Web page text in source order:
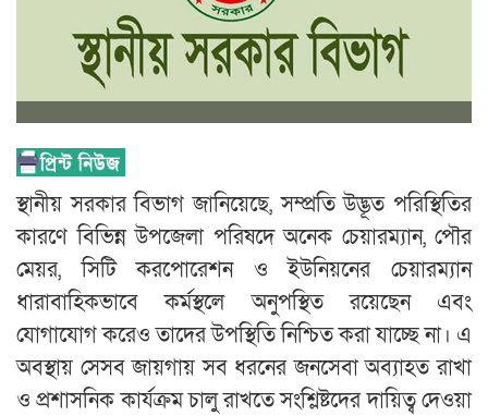
স্থানীয় সরকার বিভাগ জানিয়েছে, সম্প্রতি উদ্ভূত পরিস্থিতির
কারণে বিভিন্ন উপজেলা পরিষদে অনেক চেয়ারম্যান, পৌর
মেয়র, সিটি করপোরেশন ও ইউনিয়নের চেয়ারম্যান
ধারাবাহিকভাবে কর্মস্থলে অনুপস্থিত রয়েছেন এবং
যোগাযোগ করেও তাদের উপস্থিতি নিশ্চিত করা যাচ্ছে না। এ
অবস্থায় সেসব জায়গায় সব ধরনের জনসেবা অব্যাহত রাখা
ও প্রশাসনিক কার্যক্রম চালু রাখতে সংশ্লিষ্টদের দায়িত্ব দেওয়া